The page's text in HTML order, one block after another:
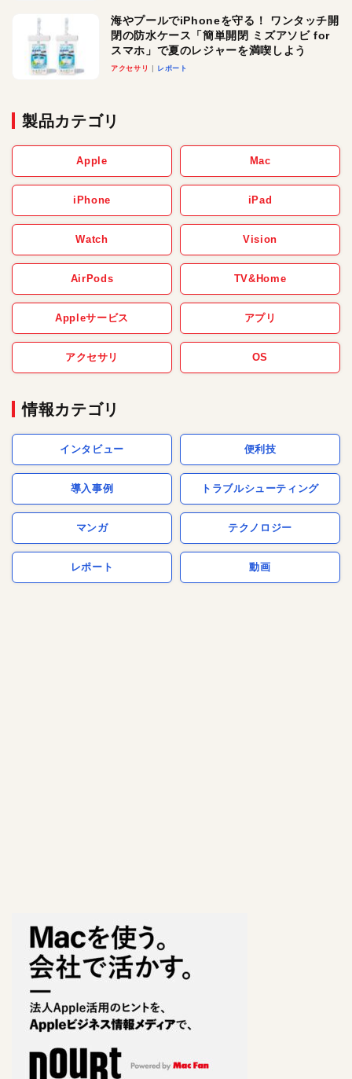
海やプールでiPhoneを守る！ ワンタッチ開
閉の防水ケース「簡単開閉 ミズアソビ for
スマホ」で夏のレジャーを満喫しよう
アクセサリ レポート
製品カテゴリ
Apple Mac
iPhone iPad
Watch Vision
AirPods TV&Home
Appleサービス アプリ
アクセサリ OS
情報カテゴリ
インタビュー 便利技
導入事例 トラブルシューティング
マンガ テクノロジー
レポート 動画